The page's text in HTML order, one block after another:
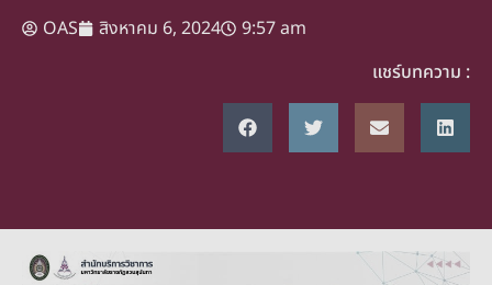
OAS สิงหาคม 6, 2024
9:57 am
แชร์บทความ :